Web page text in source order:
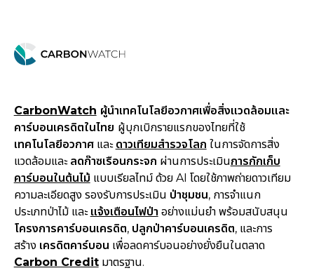
CarbonWatch ผู้นำเทคโนโลยีอวกาศเพื่อสิ่งแวดล้อมและ
คาร์บอนเครดิตในไทย ผู้บุกเบิกรายแรกของไทยที่ใช้
เทคโนโลยีอวกาศและ ดาวเทียมสำรวจโลก ในการจัดการสิ่ง
แวดล้อมและ ลดก๊าซเรือนกระจก ผ่านการประเมินการกักเก็บ
คาร์บอนในต้นไม้ แบบเรียลไทม์ ด้วย AI โดยใช้ภาพถ่ายดาวเทียม
ความละเอียดสูง รองรับการประเมิน ป่าชุมชน, การจำแนก
ประเภทป่าไม้ และ แจ้งเตือนไฟป่า อย่างแม่นยำ พร้อมสนับสนุน
โครงการคาร์บอนเครดิต, ปลูกป่าคาร์บอนเครดิต, และการ
สร้าง เครดิตคาร์บอน เพื่อลดคาร์บอนอย่างยั่งยืนในตลาด
Carbon Creditมาตรฐาน.